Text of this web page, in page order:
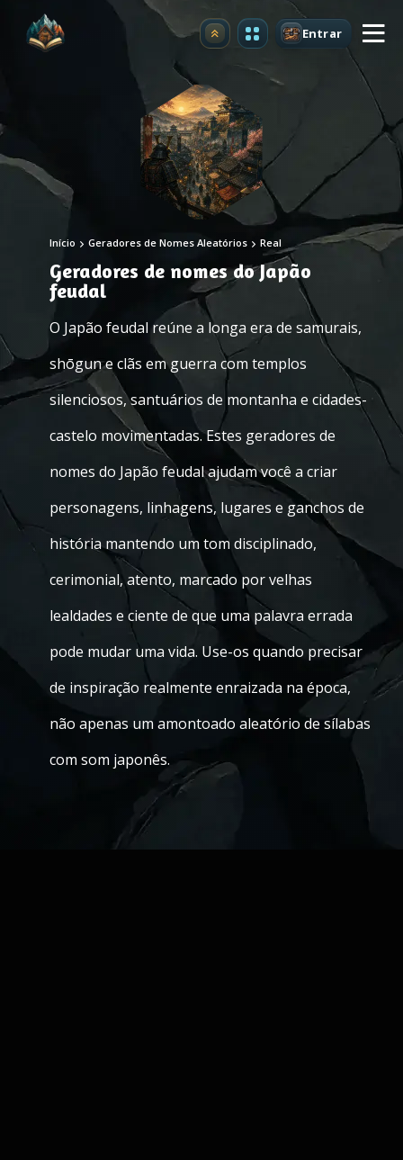
Atualizar Entrar
Início Geradores de Nomes Aleatórios Real
Geradores de nomes do Japão
feudal
O Japão feudal reúne a longa era de samurais,
shōgun e clãs em guerra com templos
silenciosos, santuários de montanha e cidades-
castelo movimentadas. Estes geradores de
nomes do Japão feudal ajudam você a criar
personagens, linhagens, lugares e ganchos de
história mantendo um tom disciplinado,
cerimonial, atento, marcado por velhas
lealdades e ciente de que uma palavra errada
pode mudar uma vida. Use-os quando precisar
de inspiração realmente enraizada na época,
não apenas um amontoado aleatório de sílabas
com som japonês.